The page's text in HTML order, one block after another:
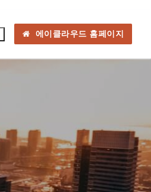
에이클라우드 홈페이지